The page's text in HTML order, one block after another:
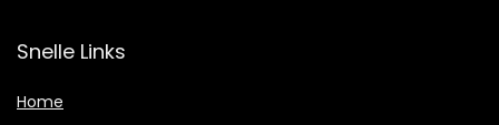
Snelle Links
Home